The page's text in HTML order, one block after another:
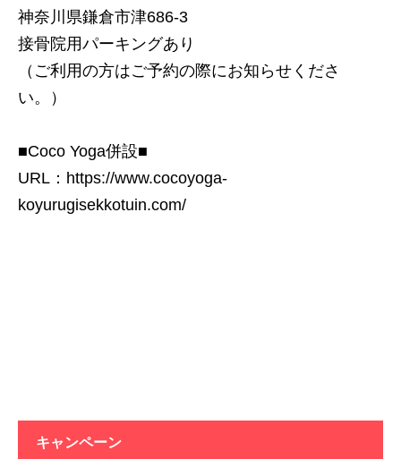
神奈川県鎌倉市津686-3
接骨院用パーキングあり
（ご利用の方はご予約の際にお知らせくださ
い。）
■Coco Yoga併設■
URL： https://www.cocoyoga-
koyurugisekkotuin.com/
キャンペーン